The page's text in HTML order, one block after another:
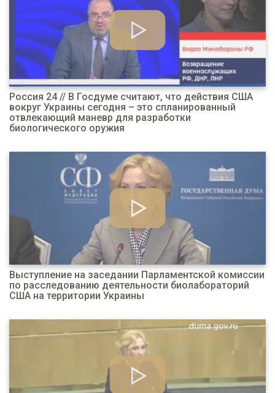
Россия 24 // В Госдуме считают, что действия США
вокруг Украины сегодня – это спланированный
отвлекающий маневр для разработки
биологического оружия
Выступление на заседании Парламентской комиссии
по расследованию деятельности биолабораторий
США на территории Украины